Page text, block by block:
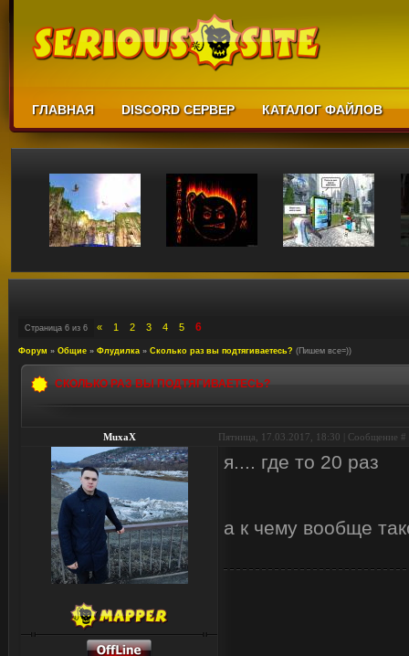
ГЛАВНАЯ DISCORD СЕРВЕР КАТАЛОГ ФАЙЛОВ
Страница 6 из 6 « 1 2 3 4 5 6
Форум » Общие » Флудилка » Сколько раз вы подтягиваетесь? (Пишем все=))
СКОЛЬКО РАЗ ВЫ ПОДТЯГИВАЕТЕСЬ?
MuxaX Пятница, 17.03.2017, 18:30 | Сообщение #
я.... где то 20 раз
а к чему вообще